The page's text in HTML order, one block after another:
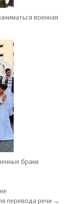
военная
браки
перевода речи →